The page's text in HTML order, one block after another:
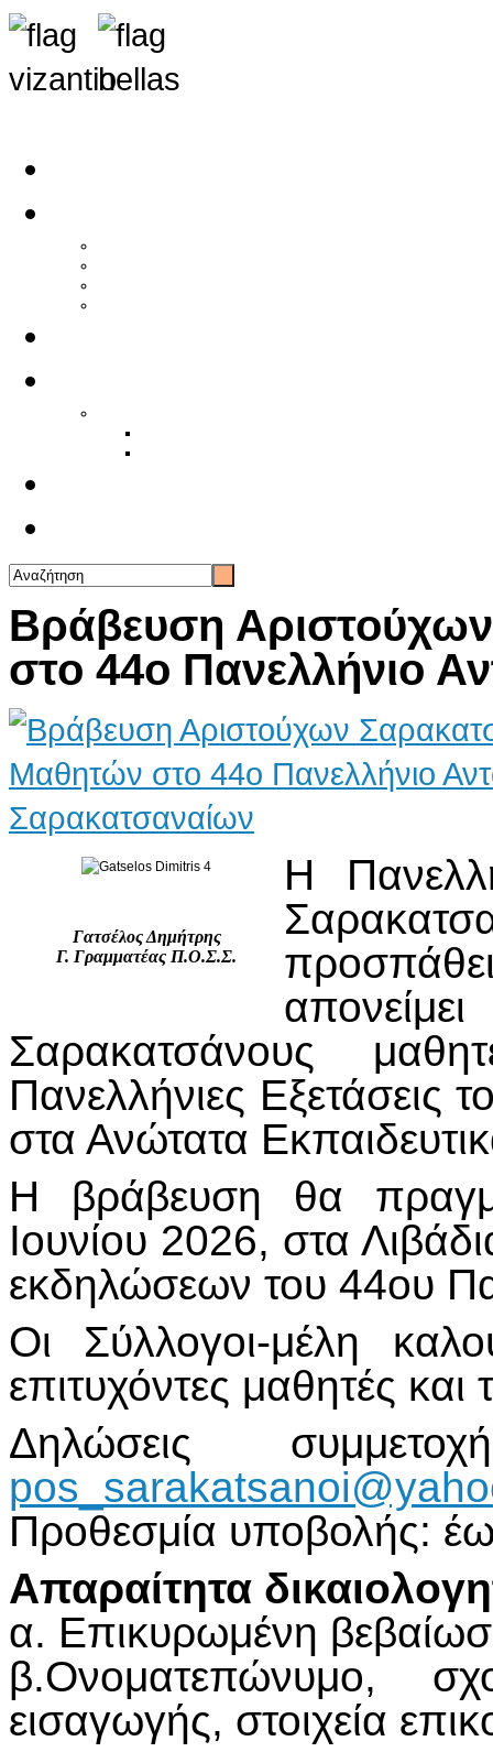
Βράβευση
στο 44ο Πανελλήνιο
Γατσέλος Δημήτρης
Γ. Γραμματέας Π.Ο.Σ.Σ.
Η
Σαρακατσάνους
Πανελλήνιες Εξετάσεις
στα Ανώτατα
Η βράβευση θα
Ιουνίου 2026, στα
εκδηλώσεων του 44ου
Οι Σύλλογοι-μέλη
επιτυχόντες μαθητές και
Δηλώσεις
Προθεσμία υποβολής:
Απαραίτητα
α. Επικυρωμένη
β.Ονοματεπώνυμο,
εισαγωγής, στοιχεία